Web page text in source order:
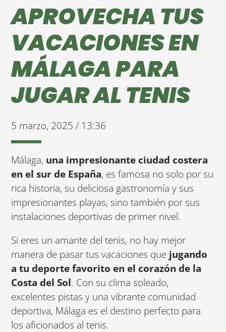
APROVECHA TUS
VACACIONES EN
MÁLAGA PARA
JUGAR AL TENIS
5 marzo, 2025 / 13:36
Málaga, una impresionante ciudad costera
en el sur de España, es famosa no solo por su
rica historia, su deliciosa gastronomía y sus
impresionantes playas, sino también por sus
instalaciones deportivas de primer nivel.
Si eres un amante del tenis, no hay mejor
manera de pasar tus vacaciones que jugando
a tu deporte favorito en el corazón de la
Costa del Sol. Con su clima soleado,
excelentes pistas y una vibrante comunidad
deportiva, Málaga es el destino perfecto para
los aficionados al tenis.